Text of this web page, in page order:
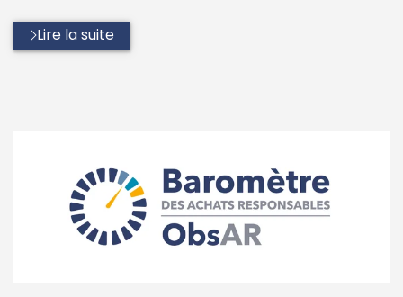
Lire la suite